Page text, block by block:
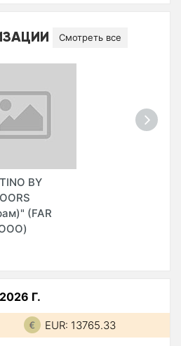
Смотреть все
BY
(FAR
Г.
EUR: 13765.33